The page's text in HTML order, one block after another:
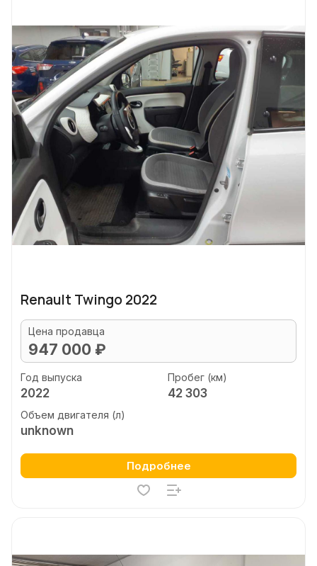
Renault Twingo 2022
Цена продавца
947 000 ₽
Год выпуска
2022
Пробег (км)
42 303
Объем двигателя (л)
unknown
Подробнее